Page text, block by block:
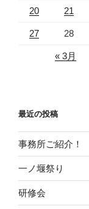
20 21
27 28
« 3月
最近の投稿
事務所ご紹介！
一ノ堰祭り
研修会